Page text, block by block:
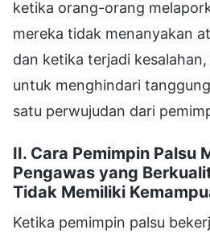
ketika orang-orang
mereka tidak menanyakan
dan ketika terjadi
untuk menghindari
satu perwujudan dari
II. Cara Pemimpin Palsu
Pengawas yang
Tidak Memiliki
Ketika pemimpin palsu